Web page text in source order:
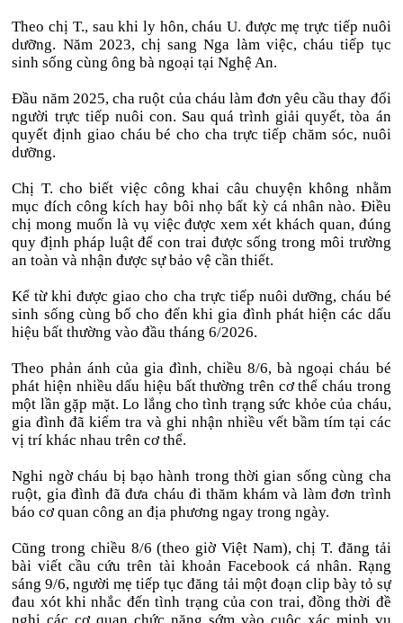
Theo chị T., sau khi ly hôn, cháu U. được mẹ trực tiếp nuôi
dưỡng. Năm 2023, chị sang Nga làm việc, cháu tiếp tục
sinh sống cùng ông bà ngoại tại Nghệ An.
Đầu năm 2025, cha ruột của cháu làm đơn yêu cầu thay đổi
người trực tiếp nuôi con. Sau quá trình giải quyết, tòa án
quyết định giao cháu bé cho cha trực tiếp chăm sóc, nuôi
dưỡng.
Chị T. cho biết việc công khai câu chuyện không nhằm
mục đích công kích hay bôi nhọ bất kỳ cá nhân nào. Điều
chị mong muốn là vụ việc được xem xét khách quan, đúng
quy định pháp luật để con trai được sống trong môi trường
an toàn và nhận được sự bảo vệ cần thiết.
Kể từ khi được giao cho cha trực tiếp nuôi dưỡng, cháu bé
sinh sống cùng bố cho đến khi gia đình phát hiện các dấu
hiệu bất thường vào đầu tháng 6/2026.
Theo phản ánh của gia đình, chiều 8/6, bà ngoại cháu bé
phát hiện nhiều dấu hiệu bất thường trên cơ thể cháu trong
một lần gặp mặt. Lo lắng cho tình trạng sức khỏe của cháu,
gia đình đã kiểm tra và ghi nhận nhiều vết bầm tím tại các
vị trí khác nhau trên cơ thể.
Nghi ngờ cháu bị bạo hành trong thời gian sống cùng cha
ruột, gia đình đã đưa cháu đi thăm khám và làm đơn trình
báo cơ quan công an địa phương ngay trong ngày.
Cũng trong chiều 8/6 (theo giờ Việt Nam), chị T. đăng tải
bài viết cầu cứu trên tài khoản Facebook cá nhân. Rạng
sáng 9/6, người mẹ tiếp tục đăng tải một đoạn clip bày tỏ sự
đau xót khi nhắc đến tình trạng của con trai, đồng thời đề